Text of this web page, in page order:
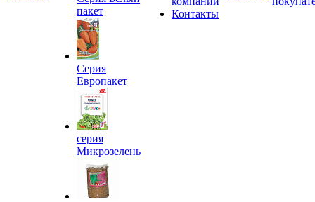
пакет
Серия
Европакет
серия
Микрозелень
Контакты